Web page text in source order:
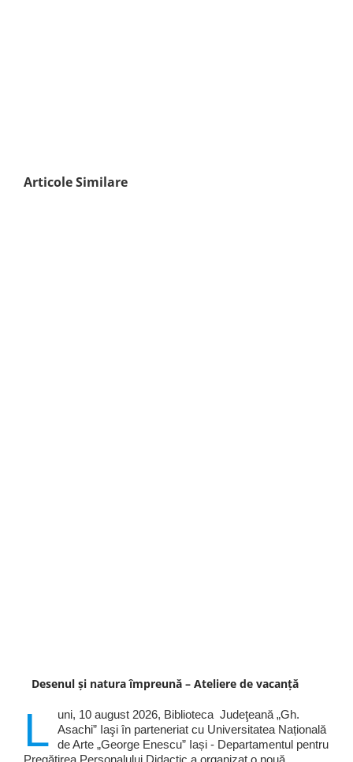
Articole Similare
Desenul și natura împreună – Ateliere de vacanță
L
uni, 10 august 2026, Biblioteca Judeţeană „Gh.
Asachi” Iaşi în parteneriat cu Universitatea Națională
de Arte „George Enescu” Iași - Departamentul pentru
Pregătirea Personalului Didactic a organizat o nouă